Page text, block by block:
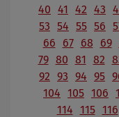
40 41 42 43
53 54 55 56
66
67 68 69
79 80 81 82
92 93 94 95
104 105 106
114 115 116